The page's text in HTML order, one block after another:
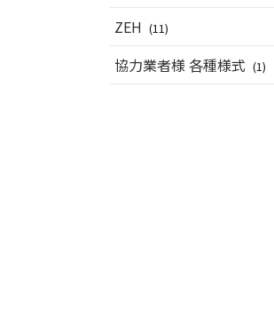
ZEH (11)
協力業者様 各種様式 (1)